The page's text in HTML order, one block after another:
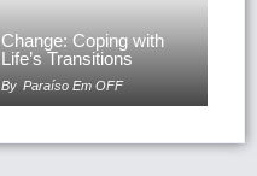
Change: Coping with
Life’s Transitions
By Paraíso Em OFF